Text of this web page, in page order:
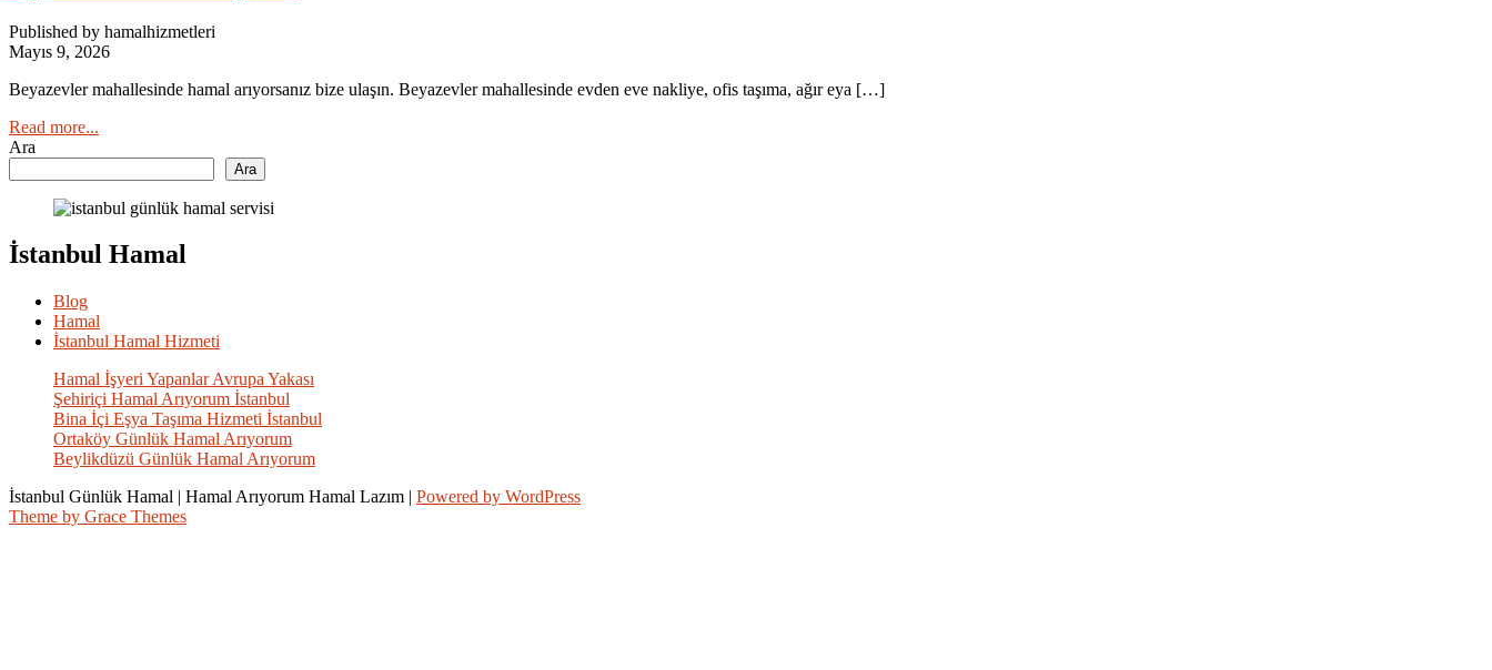
Published by hamalhizmetleri
Mayıs 9, 2026
Beyazevler mahallesinde hamal arıyorsanız bize ulaşın. Beyazevler mahallesinde evden eve nakliye, ofis taşıma, ağır eya […]
Read more...
Ara
Ara
İstanbul Hamal
Blog
Hamal
İstanbul Hamal Hizmeti
Hamal İşyeri Yapanlar Avrupa Yakası
Şehiriçi Hamal Arıyorum İstanbul
Bina İçi Eşya Taşıma Hizmeti İstanbul
Ortaköy Günlük Hamal Arıyorum
Beylikdüzü Günlük Hamal Arıyorum
İstanbul Günlük Hamal | Hamal Arıyorum Hamal Lazım | Powered by WordPress
Theme by Grace Themes